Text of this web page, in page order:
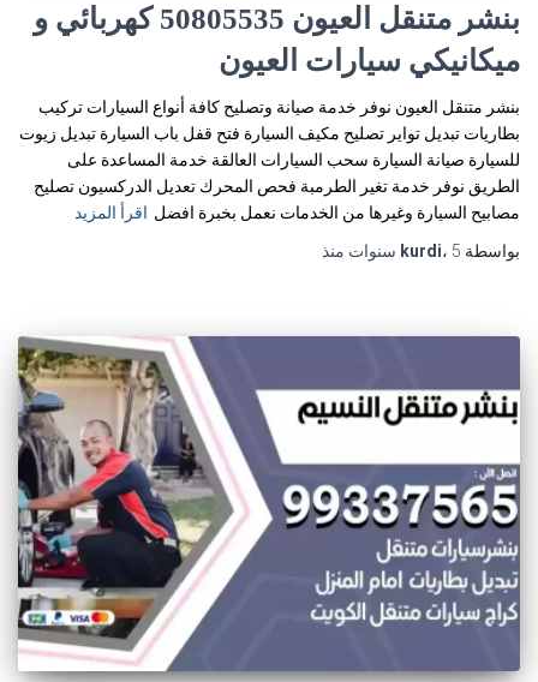
بنشر متنقل العيون 50805535‬ كهربائي و
ميكانيكي سيارات العيون
بنشر متنقل العيون نوفر خدمة صيانة وتصليح كافة أنواع السيارات تركيب
بطاريات تبديل تواير تصليح مكيف السيارة فتح قفل باب السيارة تبديل زيوت
للسيارة صيانة السيارة سحب السيارات العالقة خدمة المساعدة على
الطريق نوفر خدمة تغير الطرمبة فحص المحرك تعديل الدركسيون تصليح
مصابيح السيارة وغيرها من الخدمات نعمل بخبرة افضل اقرأ المزيد
بواسطة
kurdi، 5 سنوات منذ